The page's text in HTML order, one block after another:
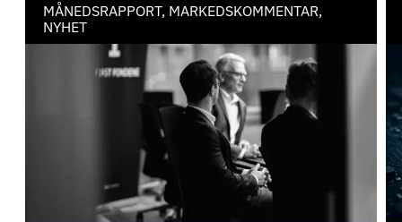
MÅNEDSRAPPORT, MARKEDSKOMMENTAR,
NYHET